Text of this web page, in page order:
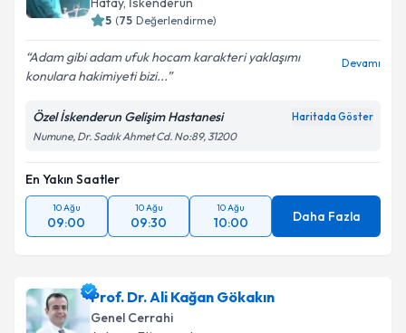
Kişisel verilerimin işlenmesine ilişkin
kapsamda işlenmesini kabul ediyorum.
5 (75 Değerlendirme)
Adam gibi adam ufuk hocam karakteri yaklaşımı
konulara hakimiyeti bizi...
Devamı
Özel İskenderun Gelişim Hastanesi Haritada Göster
Numune, Dr. Sadık Ahmet Cd. No:89, 31200
En Yakın Saatler
10 Ağu
09:00
10 Ağu
09:30
10 Ağu
10:00 Daha Fazla
Prof. Dr. Ali Kağan Gökakın
Genel Cerrahi